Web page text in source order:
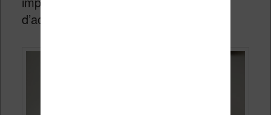
d’acheter cette machine.